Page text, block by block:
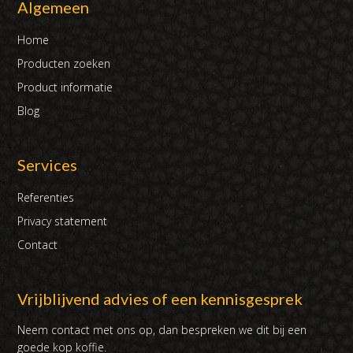
Algemeen
Home
Producten zoeken
Product informatie
Blog
Services
Referenties
Privacy statement
Contact
Vrijblijvend advies of een kennisgesprek
Neem contact met ons op, dan bespreken we dit bij een
goede kop koffie.